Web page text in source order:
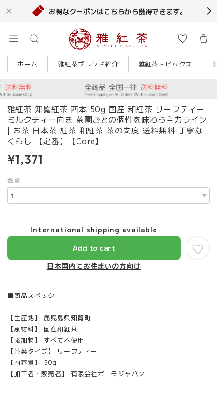
お得なクーポンはこちらから獲得できます。
ホーム 雅紅茶ブランド紹介 雅紅茶トピックス
雅紅茶 知覧紅茶 西本 50g 国産 和紅茶 リーフティー
ミルクティー向き 茶園ごとの個性を味わう主力ライン
| お茶 日本茶 紅茶 和紅茶 茶の支度 送料無料 丁寧な
くらし 【定番】【Core】
¥1,371
数量
International shipping available
Add to cart
日本国内にお住まいの方向け
■商品スペック
【生産地】 鹿児島県知覧町
【原材料】 国産和紅茶
【添加物】 すべて不使用
【茶葉タイプ】 リーフティー
【内容量】 50g
【加工者・販売者】 有限会社ガーラジャパン